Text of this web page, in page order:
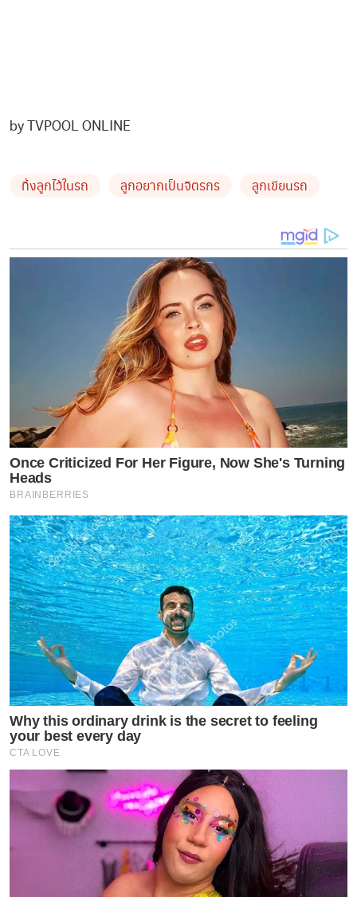
by TVPOOL ONLINE
ทิ้งลูกไว้ในรถ ลูกอยากเป็นจิตรกร ลูกเขียนรถ
Once Criticized For Her Figure, Now She's Turning
Heads
BRAINBERRIES
Why this ordinary drink is the secret to feeling
your best every day
CTA LOVE